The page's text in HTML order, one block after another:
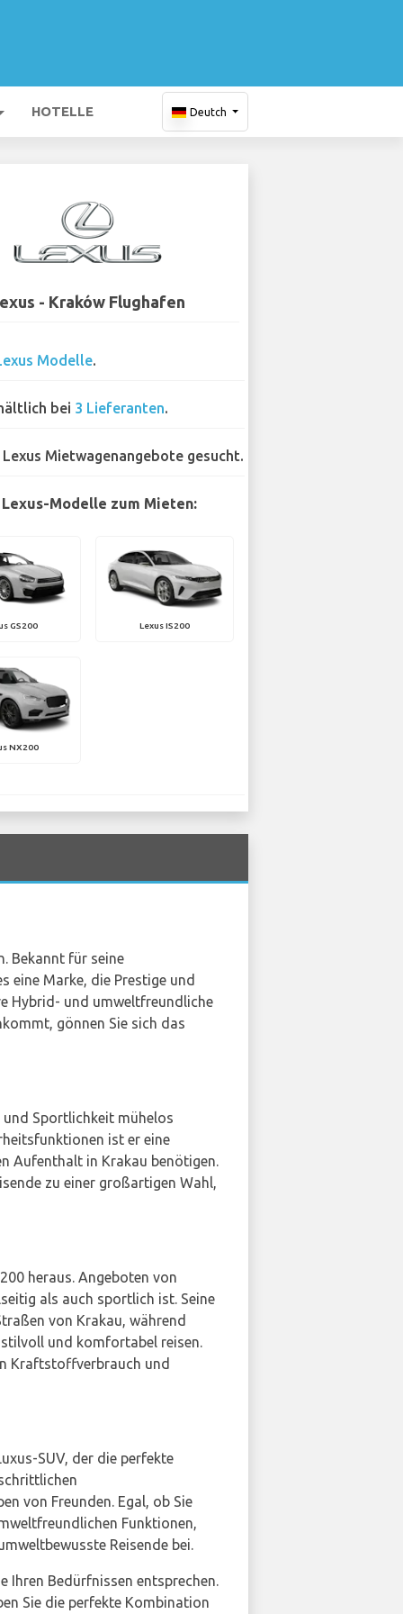
HOTELLE Deutch
- Kraków Flughafen
Modelle.
bei 3 Lieferanten.
Lexus Mietwagenangebote gesucht.
Modelle zum Mieten:
GS200 Lexus IS200
NX200
Bekannt für seine
eine Marke, die Prestige und
Hybrid- und umweltfreundliche
gönnen Sie sich das
Sportlichkeit mühelos
ist er eine
Aufenthalt in Krakau benötigen.
zu einer großartigen Wahl,
heraus. Angeboten von
als auch sportlich ist. Seine
von Krakau, während
und komfortabel reisen.
Kraftstoffverbrauch und
SUV, der die perfekte
von Freunden. Egal, ob Sie
Funktionen,
Reisende bei.
Ihren Bedürfnissen entsprechen.
Sie die perfekte Kombination